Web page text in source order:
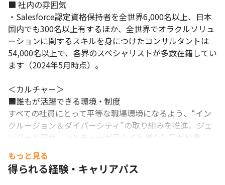
■ 社内の雰囲気
・Salesforce認定資格保持者を全世界6,000名以上、日本
国内でも300名以上有するほか、全世界でオラクルソリュ
ーションに関するスキルを身につけたコンサルタントは
54,000名以上で、各界のスペシャリストが多数在籍してい
ます（2024年5月時点）。
＜カルチャー＞
■誰もが活躍できる環境・制度
すべての社員にとって平等な職場環境になるよう、“イン
クルージョン＆ダイバーシティ”の取り組みを推進。ジェ
ンダーや国籍、カルチャーが異なる多様な社員が協働し、
活躍しています。例えば、日本での女性社員数は全体の
38.1％、女性管理職数は全体の21.8％（ともに2023年12
月現在）となっています。また、国連LGBTI企業行動基準
もっと見る
得られる経験・キャリアパス